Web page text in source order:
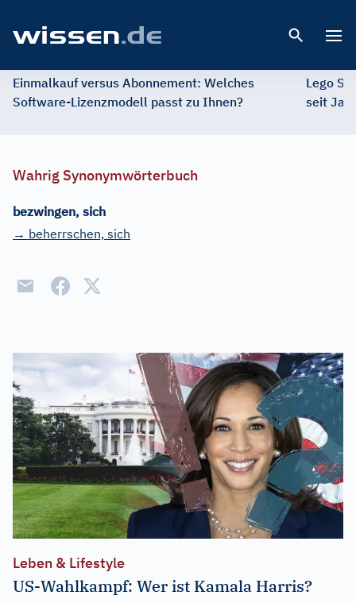
Einmalkauf versus Abonnement: Welches
Software-Lizenzmodell passt zu Ihnen?
Lego
seit
Wahrig Synonymwörterbuch
bezwingen, sich
→ beherrschen, sich
Leben & Lifestyle
US-Wahlkampf: Wer ist Kamala Harris?